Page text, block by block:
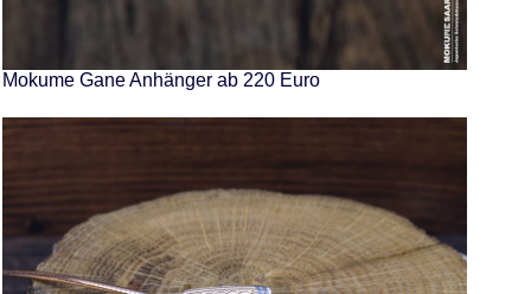
Mokume Gane Anhänger ab 220 Euro